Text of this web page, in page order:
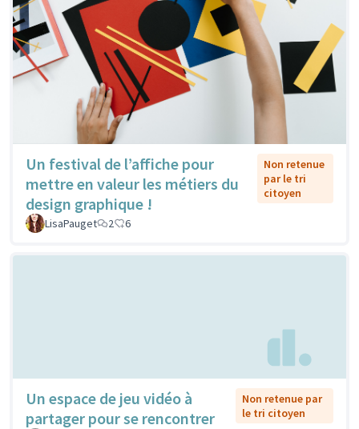
Un festival de l’affiche pour
mettre en valeur les métiers du
design graphique !
Non retenue
par le tri
citoyen
LisaPauget 2 6
Un espace de jeu vidéo à
partager pour se rencontrer
Non retenue par
le tri citoyen